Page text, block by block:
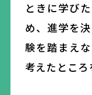
ときに学び
め、進学を
験を踏まえ
考えたところ